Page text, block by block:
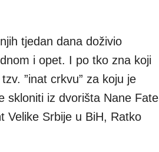
tjedan dana doživio
i opet. I po tko zna koji
”inat crkvu” za koju je
skloniti iz dvorišta Nane
Velike Srbije u BiH, Ratko